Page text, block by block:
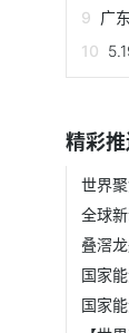
广东
精彩推